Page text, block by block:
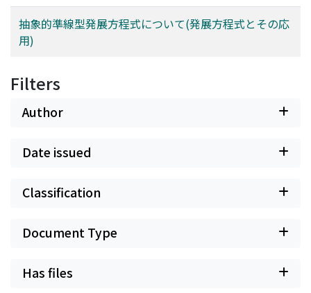
抽象的準線型発展方程式について(発展方程式とその応
用)
Filters
Author
Date issued
Classification
Document Type
Has files